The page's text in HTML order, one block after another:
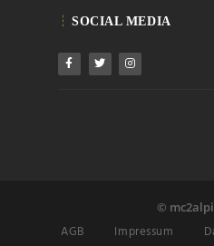
SOCIAL MEDIA
©
AGB Impressum